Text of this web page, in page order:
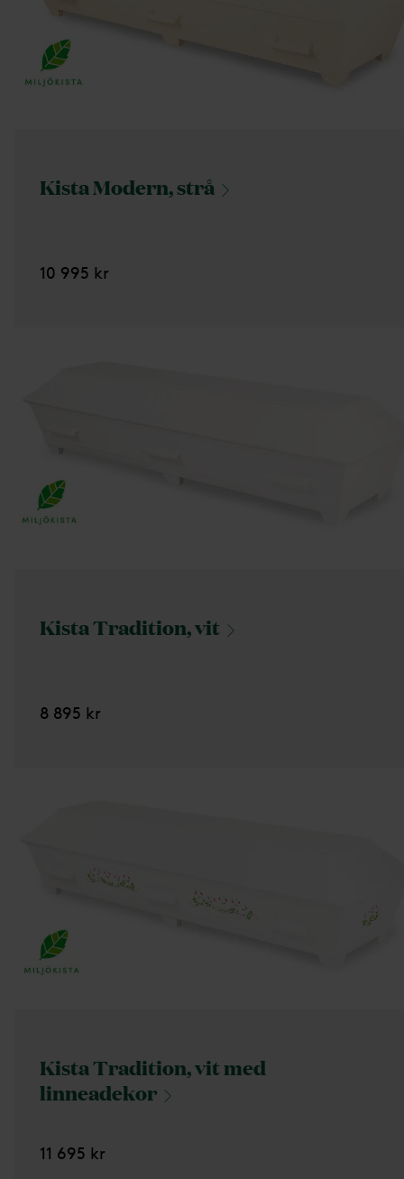
Kista Modern,strå
10 995 kr
Kista Tradition,vit
8 895 kr
Kista Tradition, vit med
linneadekor
11 695 kr